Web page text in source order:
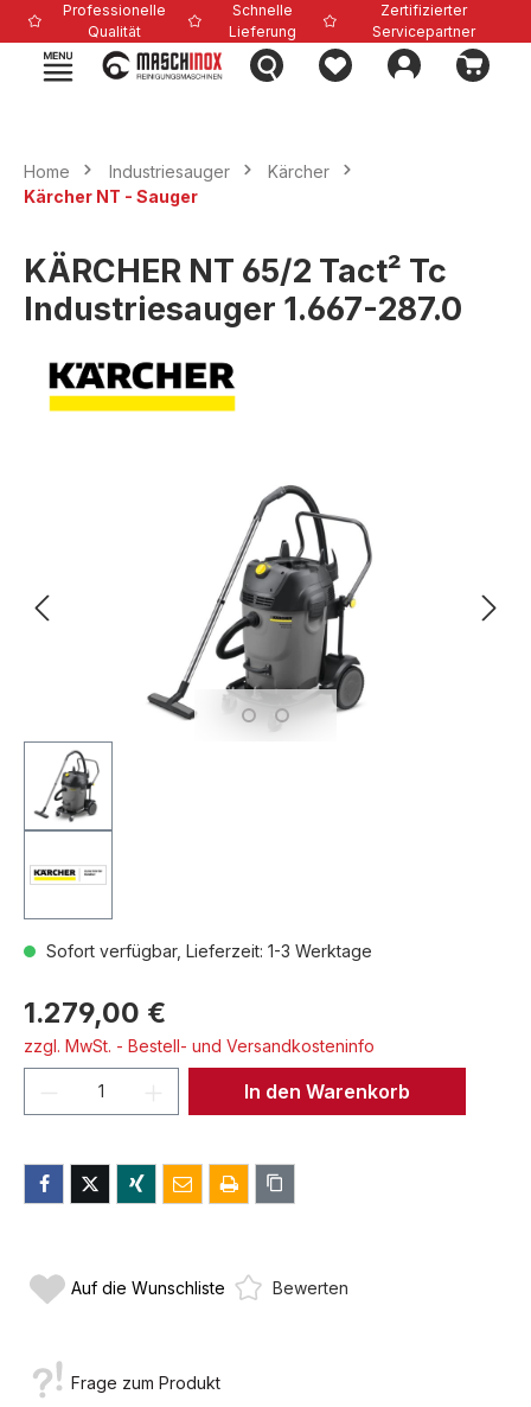
springen
Professionelle
Qualität
Schnelle
Lieferung
Zertifizierter
Servicepartner
Home Industriesauger
Kärcher
Kärcher NT - Sauger
KÄRCHER NT 65/2 Tact² Tc
Industriesauger 1.667-287.0
Sofort verfügbar, Lieferzeit: 1-3 Werktage
1.279,00 €
zzgl. MwSt. - Bestell- und Versandkosteninfo
Produkt Anzahl: Gib den
In den Warenkorb
Auf die Wunschliste Bewerten
Frage zum Produkt